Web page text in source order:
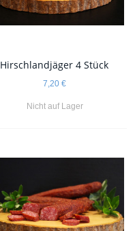
Hirschlandjäger 4 Stück
7,20 €
Nicht auf Lager